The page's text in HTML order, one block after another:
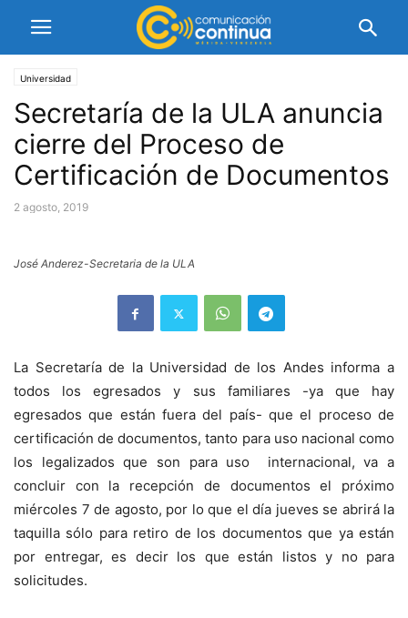
Universidad
Secretaría de la ULA anuncia
cierre del Proceso de
Certificación de Documentos
2 agosto, 2019
José Anderez-Secretaria de la ULA
La Secretaría de la Universidad de los Andes informa a
todos los egresados y sus familiares -ya que hay
egresados que están fuera del país- que el proceso de
certificación de documentos, tanto para uso nacional como
los legalizados que son para uso internacional, va a
concluir con la recepción de documentos el próximo
miércoles 7 de agosto, por lo que el día jueves se abrirá la
taquilla sólo para retiro de los documentos que ya están
por entregar, es decir los que están listos y no para
solicitudes.